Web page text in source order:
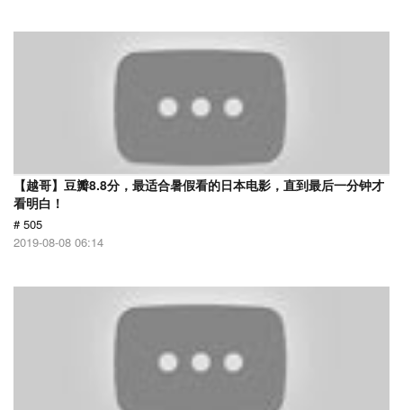
【越哥】豆瓣8.8分，最适合暑假看的日本电影，直到最后一分钟才
看明白！
# 505
2019-08-08 06:14